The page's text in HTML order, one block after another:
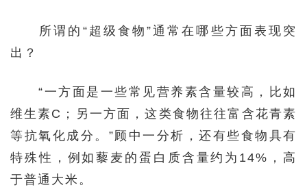
所谓的“超级食物”通常在哪些方面表现突
出？
“一方面是一些常见营养素含量较高，比如
维生素C；另一方面，这类食物往往富含花青素
等抗氧化成分。”顾中一分析，还有些食物具有
特殊性，例如藜麦的蛋白质含量约为14%，高
于普通大米。